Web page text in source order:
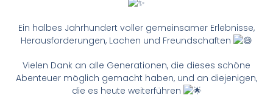
Ein halbes Jahrhundert voller gemeinsamer Erlebnisse,
Herausforderungen, Lachen und Freundschaften
Vielen Dank an alle Generationen, die dieses schöne
Abenteuer möglich gemacht haben, und an diejenigen,
die es heute weiterführen